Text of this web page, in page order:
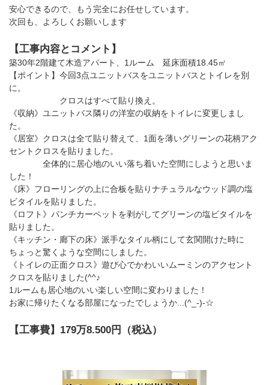
安心できるので、もう完全にお任せしています。
次回も、よろしくお願いします
【工事内容とコメント】
築30年2階建て木造アパート、1ルーム 延床面積18.45㎡
【ポイント】今回3点ユニットバスをユニットバスとトイレを別
に。
クロスはすべて貼り換え。
《収納》ユニットバス隣りの洋室の収納をトイレに変更しまし
た。
《居室》クロスは全て貼り替えて、1面を薄いグリーンの花柄アク
セントクロスを貼りました。
全体的に居心地のいい落ち着いた空間にしようと思いま
した！
《床》フローリングの上に合板を貼りナチュラルなウッド調の塩
ビタイルを貼りました。
《ロフト》パンチカーペットを剥がしてグリーンの塩ビタイルを
貼りました。
《キッチン・廊下の床》派手なタイル柄にして玄関開けた時に
ちょっと驚くような空間にしました。
《トイレの正面クロス》遊び心でかわいいムーミンのアクセント
クロスを貼りました(^^♪
1ルームも居心地のいい楽しい空間に変わりました！
お家に帰りたくなる部屋になったでしょうか...(^_-)-☆
【工事費】179万8.500円（税込）